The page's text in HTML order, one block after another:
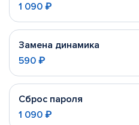
1 090 ₽
Замена динамика
590 ₽
Сброс пароля
1 090 ₽